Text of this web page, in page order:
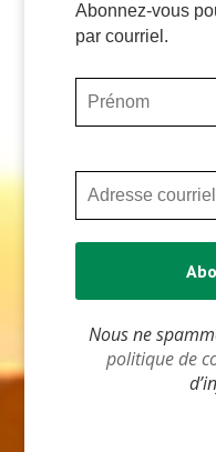
Abonnez-vous
par courriel.
Nous ne
politique de